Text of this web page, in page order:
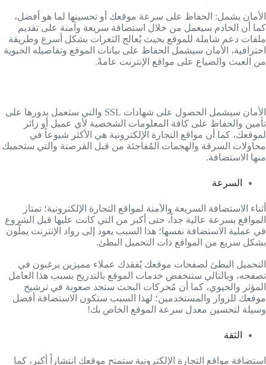
الأمان يشمل: الحفاظ على سرعة موقعك أو تحسينها لما هو أفضل،
كما أن الخادم سيعمل من خلال استضافة سريعة وآمنة على تقديم
ملفات دعم شاملة للموقع بحيث يُعالج الثغرات بشكل أسرع وطريقة
احترافية، الأمان سيشمل الحفاظ على بيانات الموقع وتفاصيله الحيوية
من العبث والضياع على مواقع الإنترنت عامةً.
الأمان سيشمل الحصول على شهادات SSL والتي ستعمل بدورها على
تأمين والحفاظ على كافة المعلومات الشخصية لأي عميل أو زائر
لموقعك، كما أن مواقع التجارة الإلكترونية هي الأكثر شيوعاً في
محاولات السرقة والهجمات المُفاجئة من قبل القرصنة والتي ستحميك
منها الاستضافة.
السرعة
أثناء الاستضافة السريعة والآمنة لمواقع التجارة الإلكترونية؛ تمتاز
المواقع بسرعة عالية جداً، حتى أكبر من التي كانت عليها قبل الشروع
في عملية الاستضافة نفسها؛ هذا السبب يعود إلى رواد الإنترنت يملّون
بشكل سريع من المواقع ذات التحميل البطئ.
التحميل البطئ لصفحات موقعك يُفقدك عملاء مميزين يرغبون في
تصفحه، وبالتالي ستنخفض خدمات الموقع بالتدريج بسبب هذا العامل
المؤثر والحيوي، كما أن مُحركات البحث ستجد صعوبة في ترشيح
موقعك للزوار والمستخدمين؛ لهذا السبب ستكون الاستضافة أفضل
وسيلة لتحسين معدل سرعة الموقع الخاص بك!
الثقة
استضافة مواقع التجارة الإلكترونية ستمنح موقعك انتشاراً أكبر، كما